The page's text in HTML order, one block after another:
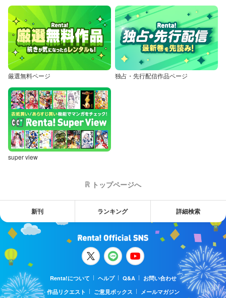
厳選無料ページ 独占・先行配信作品ページ
super view
トップページへ
新刊 ランキング 詳細検索
Renta!について ヘルプ Q&A
お問い合わせ
作品リクエスト
ご意見ボックス メールマガジン